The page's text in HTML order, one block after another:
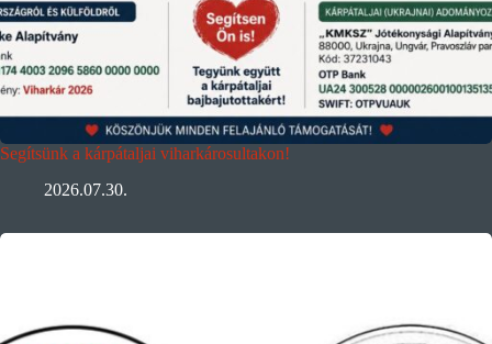
Segítsünk a kárpátaljai viharkárosultakon!
2026.07.30.